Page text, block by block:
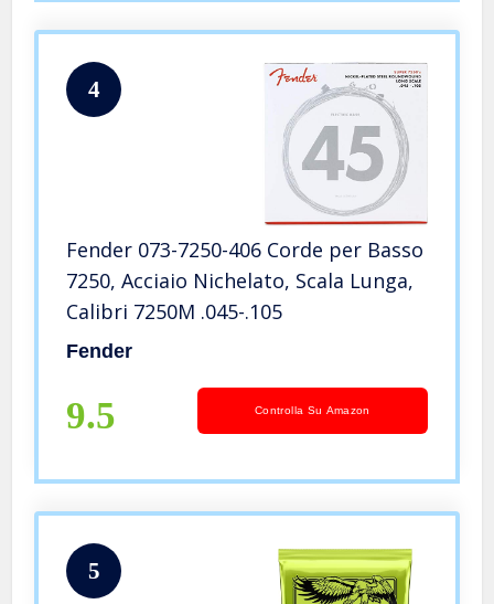
4
Fender 073-7250-406 Corde per Basso
7250, Acciaio Nichelato, Scala Lunga,
Calibri 7250M .045-.105
Fender
9.5 Controlla Su Amazon
5